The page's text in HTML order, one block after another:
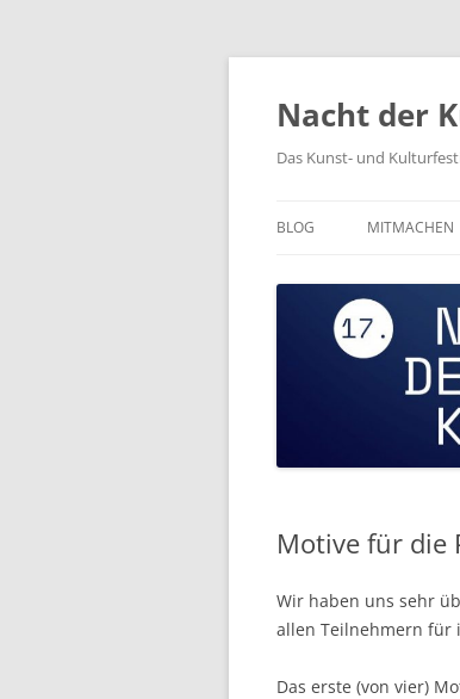
Zum
springen
Nacht der
Das Kunst- und
BLOG MITMACHEN
Motive für die
Wir haben uns sehr
allen Teilnehmern für
Das erste (von vier)